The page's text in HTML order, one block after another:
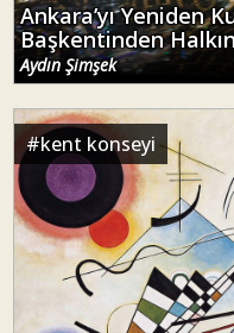
Ankara’yı Yeniden
Başkentinden
Aydın Şimşek
#kent konseyi